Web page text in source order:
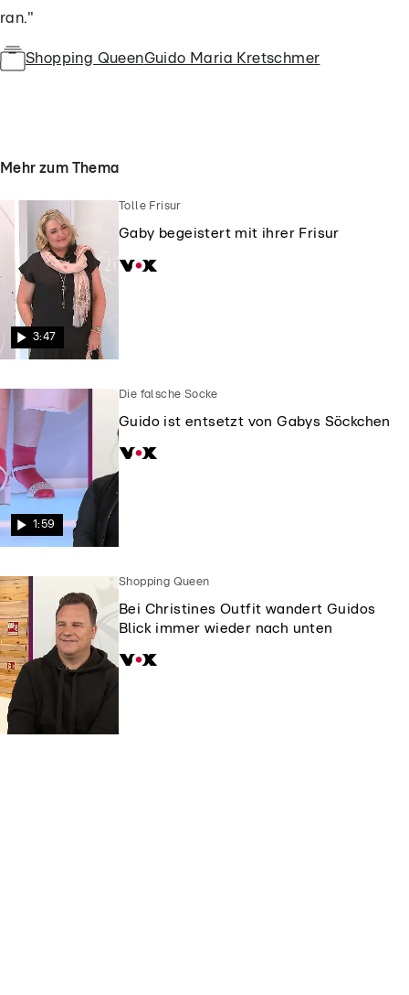
ran."
Shopping QueenGuido Maria Kretschmer
Mehr zum Thema
3:47
Tolle Frisur
Gaby begeistert mit ihrer Frisur
1:59
Die falsche Socke
Guido ist entsetzt von Gabys Söckchen
Shopping Queen
Bei Christines Outfit wandert Guidos
Blick immer wieder nach unten